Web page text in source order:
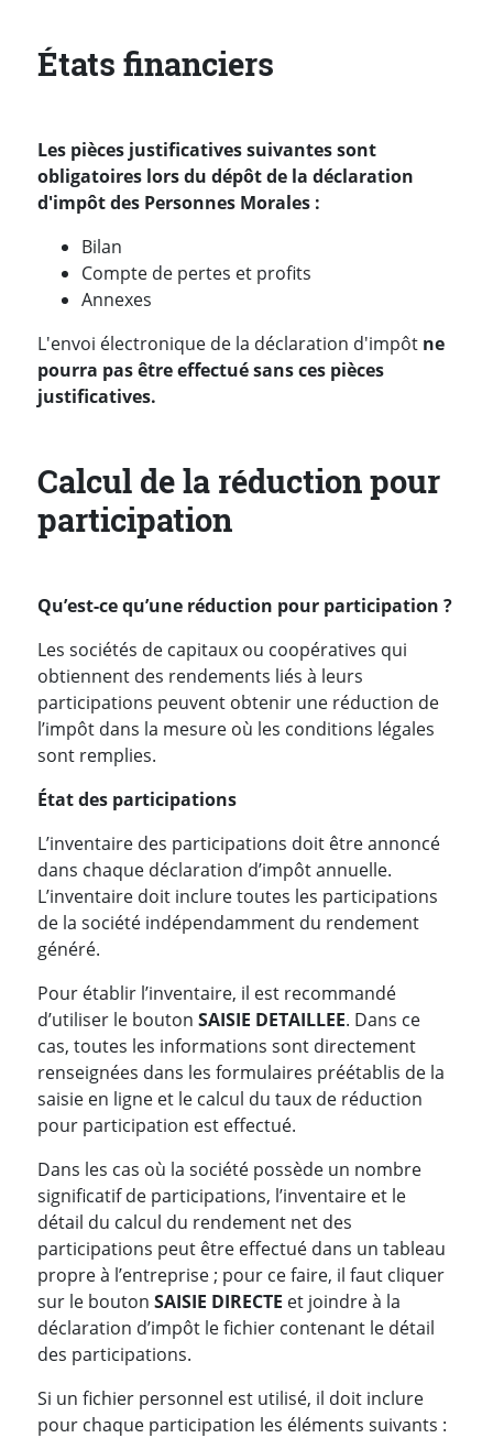
États financiers
Les pièces justificatives suivantes sont
obligatoires lors du dépôt de la déclaration
d'impôt des Personnes Morales :
Bilan
Compte de pertes et profits
Annexes
L'envoi électronique de la déclaration d'impôt ne
pourra pas être effectué sans ces pièces
justificatives.
Calcul de la réduction pour
participation
Qu’est-ce qu’une réduction pour participation ?
Les sociétés de capitaux ou coopératives qui
obtiennent des rendements liés à leurs
participations peuvent obtenir une réduction de
l’impôt dans la mesure où les conditions légales
sont remplies.
État des participations
L’inventaire des participations doit être annoncé
dans chaque déclaration d’impôt annuelle.
L’inventaire doit inclure toutes les participations
de la société indépendamment du rendement
généré.
Pour établir l’inventaire, il est recommandé
d’utiliser le bouton SAISIE DETAILLEE. Dans ce
cas, toutes les informations sont directement
renseignées dans les formulaires préétablis de la
saisie en ligne et le calcul du taux de réduction
pour participation est effectué.
Dans les cas où la société possède un nombre
significatif de participations, l’inventaire et le
détail du calcul du rendement net des
participations peut être effectué dans un tableau
propre à l’entreprise ; pour ce faire, il faut cliquer
sur le bouton SAISIE DIRECTE et joindre à la
déclaration d’impôt le fichier contenant le détail
des participations.
Si un fichier personnel est utilisé, il doit inclure
pour chaque participation les éléments suivants :